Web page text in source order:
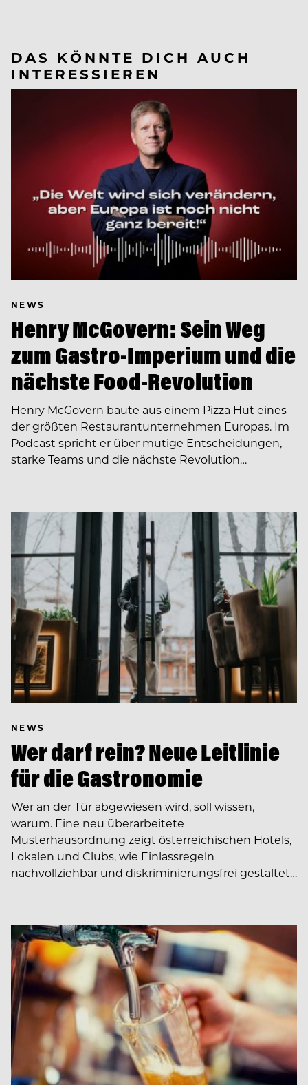
DAS KÖNNTE DICH AUCH
INTERESSIEREN
NEWS
Henry McGovern: Sein Weg
zum Gastro-Imperium und die
nächste Food-Revolution
Henry McGovern baute aus einem Pizza Hut eines
der größten Restaurantunternehmen Europas. Im
Podcast spricht er über mutige Entscheidungen,
starke Teams und die nächste Revolution…
NEWS
Wer darf rein? Neue Leitlinie
für die Gastronomie
Wer an der Tür abgewiesen wird, soll wissen,
warum. Eine neu überarbeitete
Musterhausordnung zeigt österreichischen Hotels,
Lokalen und Clubs, wie Einlassregeln
nachvollziehbar und diskriminierungsfrei gestaltet…